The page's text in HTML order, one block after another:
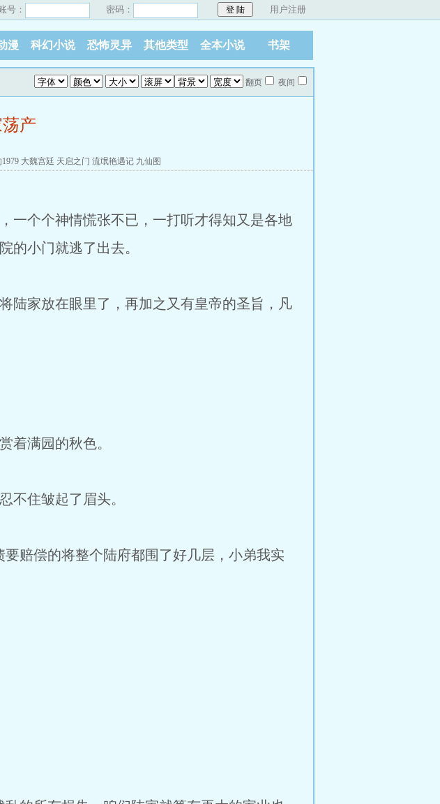
号： 密码： 用户注册
漫 科幻小说 恐怖灵异 其他类型 全本小说 书架
翻页 夜间
产
大魏宫廷 天启之门 流氓艳遇记 九仙图
一个个神情慌张不已，一打听才得知又是各地
的小门就逃了出去。
家放在眼里了，再加之又有皇帝的圣旨，凡
满园的秋色。
住皱起了眉头。
赔偿的将整个陆府都围了好几层，小弟我实